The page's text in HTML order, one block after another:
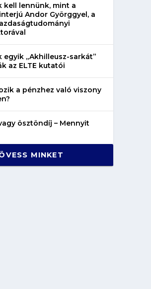
kell lennünk, mint a
Andor Györggyel, a
egyik „Akhilleusz-sarkát”
az ELTE kutatói
a pénzhez való viszony
ösztöndíj – Mennyit
MINKET